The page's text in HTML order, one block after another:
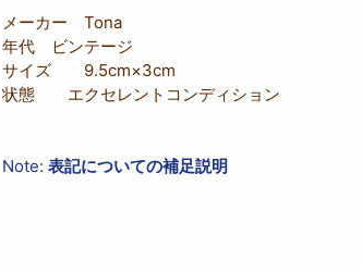
メーカー Tona
年代 ビンテージ
サイズ 9.5cm×3cm
状態 エクセレントコンディション
Note: 表記についての補足説明